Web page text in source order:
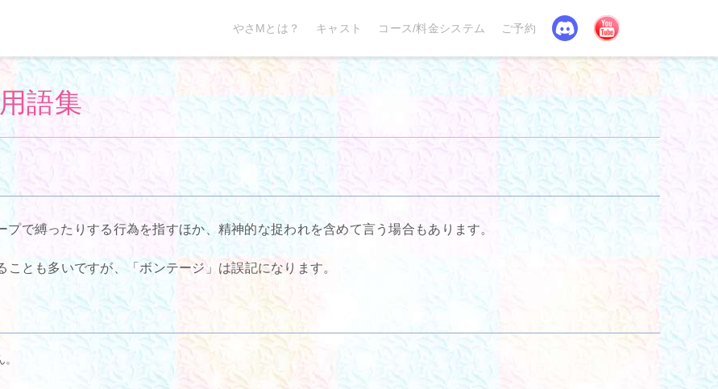
やさMとは？ キャスト コース/料金システム ご予約 Discord
語集
プで縛ったりする行為を指すほか、精神的な捉われを含めて言う場合もあります。
ことも多いですが、「ボンテージ」は誤記になります。